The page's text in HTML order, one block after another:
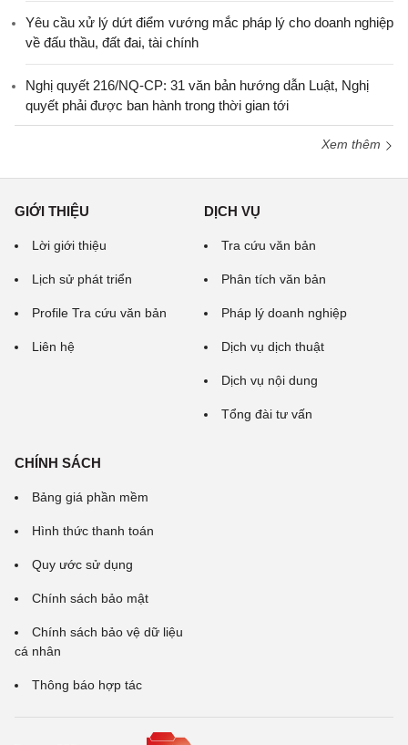
Yêu cầu xử lý dứt điểm vướng mắc pháp lý cho doanh nghiệp
về đấu thầu, đất đai, tài chính
Nghị quyết 216/NQ-CP: 31 văn bản hướng dẫn Luật, Nghị
quyết phải được ban hành trong thời gian tới
Xem thêm
GIỚI THIỆU
Lời giới thiệu
Lịch sử phát triển
Profile Tra cứu văn bản
Liên hệ
DỊCH VỤ
Tra cứu văn bản
Phân tích văn bản
Pháp lý doanh nghiệp
Dịch vụ dịch thuật
Dịch vụ nội dung
Tổng đài tư vấn
CHÍNH SÁCH
Bảng giá phần mềm
Hình thức thanh toán
Quy ước sử dụng
Chính sách bảo mật
Chính sách bảo vệ dữ liệu
cá nhân
Thông báo hợp tác